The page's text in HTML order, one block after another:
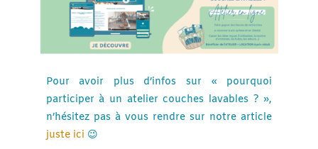
Pour avoir plus d’infos sur « pourquoi
participer à un atelier couches lavables ? »,
n’hésitez pas à vous rendre sur notre article
juste ici 😉